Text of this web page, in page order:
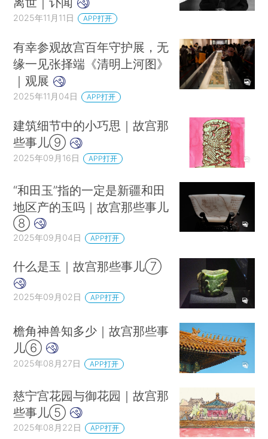
2025年11月11日 APP打开
有幸参观故宫百年守护展，无
缘一见张择端《清明上河图》
｜观展
2025年11月04日 APP打开
建筑细节中的小巧思｜故宫那
些事儿⑨
2025年09月16日 APP打开
“和田玉”指的一定是新疆和田
地区产的玉吗｜故宫那些事儿
⑧
2025年09月04日 APP打开
什么是玉｜故宫那些事儿⑦
2025年09月02日 APP打开
檐角神兽知多少｜故宫那些事
儿⑥
2025年08月27日 APP打开
慈宁宫花园与御花园｜故宫那
些事儿⑤
2025年08月22日 APP打开